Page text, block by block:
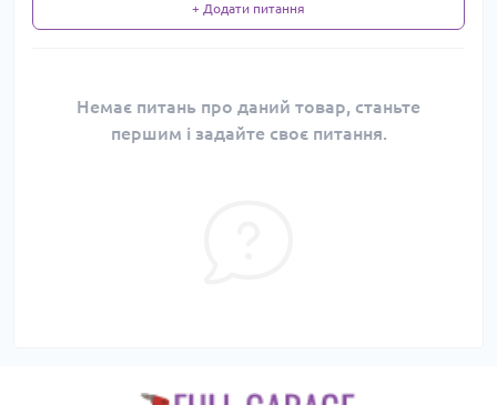
+ Додати питання
Немає питань про даний товар, станьте
першим і задайте своє питання.